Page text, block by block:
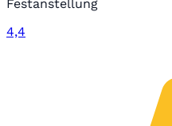
Festanstellung
4,4